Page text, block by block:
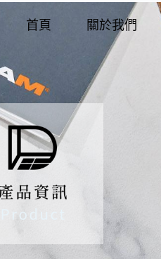
首頁 關於我們